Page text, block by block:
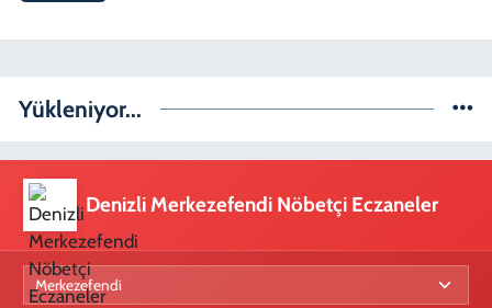
Yükleniyor...
Denizli Merkezefendi Nöbetçi Eczaneler